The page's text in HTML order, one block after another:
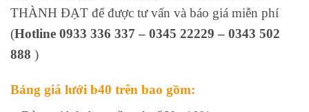
THÀNH ĐẠT để được tư vấn và báo giá miễn phí
(Hotline 0933 336 337 – 0345 22229 – 0343 502
888 )
Bảng giá lưới b40 trên bao gồm: